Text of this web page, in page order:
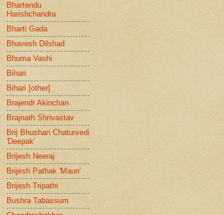
Bhartendu
Harishchandra
Bharti Gada
Bhavesh Dilshad
Bhuma Vashi
Bihari
Bihari [other]
Brajendr Akinchan
Brajnath Shrivastav
Brij Bhushan Chaturvedi
'Deepak'
Brijesh Neeraj
Brijesh Pathak 'Maun'
Brijesh Tripathi
Bushra Tabassum